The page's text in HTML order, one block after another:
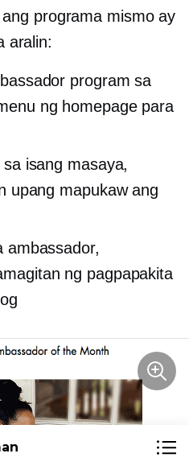
programa mismo ay
aralin:
program sa
ng homepage para
isang masaya,
upang mapukaw ang
ambassador,
ng pagpapakita